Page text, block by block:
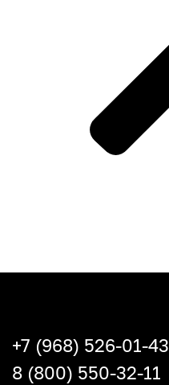
+7 (968) 526-01-43
8 (800) 550-32-11